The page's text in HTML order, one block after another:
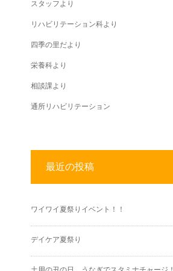
スタッフより
リハビリテーション科より
四季の里だより
栄養科より
相談課より
通所リハビリテーション
最近の投稿
ワイワイ夏祭りイベント！！
デイケア夏祭り